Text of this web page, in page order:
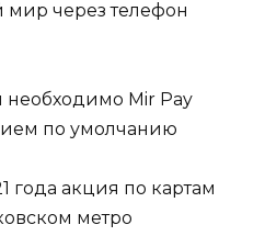
Mir Pay
по умолчанию
года акция по картам
метро